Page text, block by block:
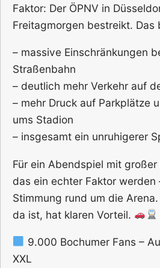
Faktor: Der ÖPNV in
Freitagmorgen bestreikt. Das
– massive Einschränkungen
Straßenbahn
– deutlich mehr Verkehr auf
– mehr Druck auf Parkplätze
ums Stadion
– insgesamt ein unruhigerer
Für ein Abendspiel mit großer
das ein echter Faktor werden
Stimmung rund um die
da ist, hat klaren Vorteil.
9.000 Bochumer Fans –
XXL